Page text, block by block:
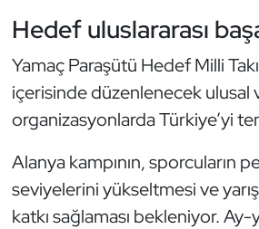
Hedef uluslararası
Yamaç Paraşütü Hedef Milli
içerisinde düzenlenecek ulusal
organizasyonlarda Türkiye’yi
Alanya kampının, sporcuların
seviyelerini yükseltmesi ve
katkı sağlaması bekleniyor. Ay-
Kempo
Kick Boks
Kürek
Masa Tenisi
Modern Pentatlon